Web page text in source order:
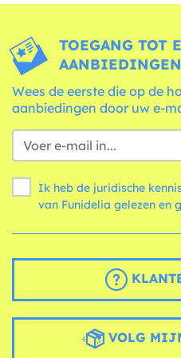
TOEGANG TOT
Wees de eerste die op de
aanbiedingen door uw e-
Ik heb de juridische
van Funidelia gelezen en
VOLG